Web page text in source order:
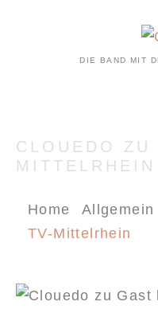
DIE BAND MIT
CLOUEDO
MITTELRHEIN
Home Allgemein
TV-Mittelrhein